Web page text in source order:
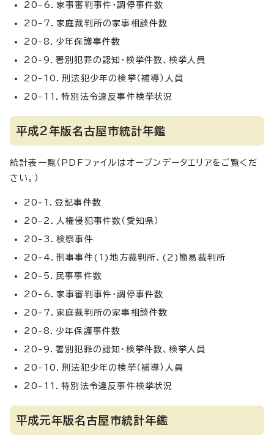
20-6．家事審判事件・調停事件数
20-7．家庭裁判所の家事相談件数
20-8．少年保護事件数
20-9．署別犯罪の認知・検挙件数、検挙人員
20-10．刑法犯少年の検挙（補導）人員
20-11．特別法令違反事件検挙状況
平成2年版名古屋市統計年鑑
統計表一覧（PDFファイルはオープンデータエリアをご覧くだ
さい。）
20-1．登記事件数
20-2．人権侵犯事件数（愛知県）
20-3．検察事件
20-4．刑事事件(1)地方裁判所、(2)簡易裁判所
20-5．民事事件数
20-6．家事審判事件・調停事件数
20-7．家庭裁判所の家事相談件数
20-8．少年保護事件数
20-9．署別犯罪の認知・検挙件数、検挙人員
20-10．刑法犯少年の検挙（補導）人員
20-11．特別法令違反事件検挙状況
平成元年版名古屋市統計年鑑